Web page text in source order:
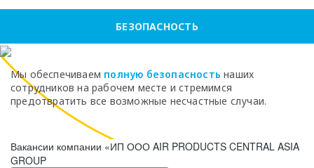
БЕЗОПАСНОСТЬ
Мы обеспечиваем полную безопасность наших
сотрудников на рабочем месте и стремимся
предотвратить все возможные несчастные случаи.
Вакансии компании «ИП ООО AIR PRODUCTS CENTRAL ASIA
GROUP